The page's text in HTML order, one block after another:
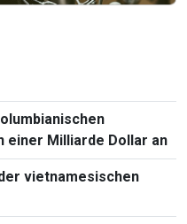
einer Milliarde Dollar an
vietnamesischen